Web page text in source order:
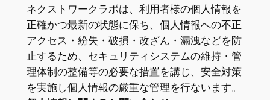
ネクストワークラボは、利用者様の個人情報を
正確かつ最新の状態に保ち、個人情報への不正
アクセス・紛失・破損・改ざん・漏洩などを防
止するため、セキュリティシステムの維持・管
理体制の整備等の必要な措置を講じ、安全対策
を実施し個人情報の厳重な管理を行ないます。